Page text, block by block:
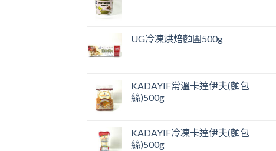
UG冷凍烘焙麵團500g
KADAYIF常溫卡達伊夫(麵包
絲)500g
KADAYIF冷凍卡達伊夫(麵包
絲)500g